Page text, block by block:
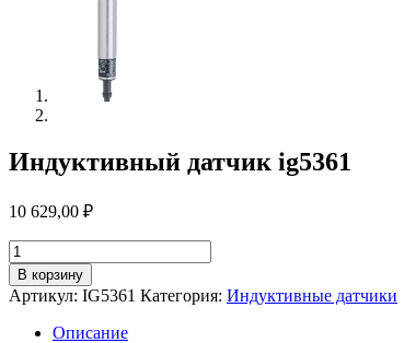
Индуктивный датчик ig5361
10 629,00 ₽
Количество
товара
Индуктивный
датчик
ig5361
В корзину
Артикул: IG5361 Категория: Индуктивные датчики
Описание